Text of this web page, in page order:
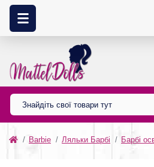
Barbie Ляльки Барбі Барбі